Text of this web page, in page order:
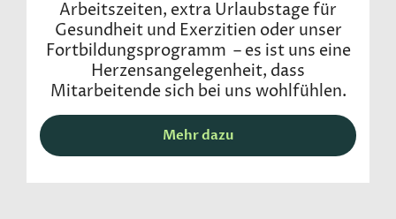
Arbeitszeiten, extra Urlaubstage für
Gesundheit und Exerzitien oder unser
Fortbildungsprogramm – es ist uns eine
Herzensangelegenheit, dass
Mitarbeitende sich bei uns wohlfühlen.
Mehr dazu